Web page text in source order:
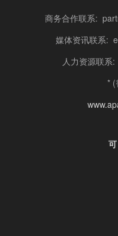
商务合作联系:
媒体资讯联系:
人力资源联
* (